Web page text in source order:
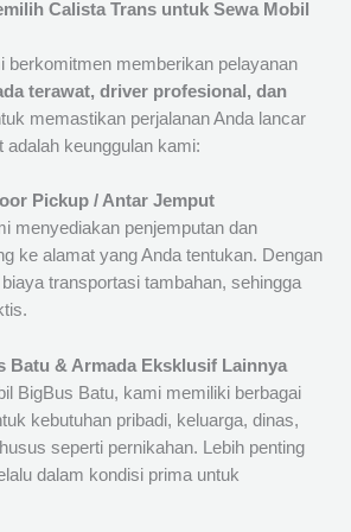
Calista Trans untuk Sewa Mobil
berkomitmen memberikan pelayanan
terawat, driver profesional, dan
memastikan perjalanan Anda lancar
adalah keunggulan kami:
Pickup / Antar Jemput
menyediakan penjemputan dan
ke alamat yang Anda tentukan. Dengan
transportasi tambahan, sehingga
Batu & Armada Eksklusif Lainnya
BigBus Batu, kami memiliki berbagai
kebutuhan pribadi, keluarga, dinas,
seperti pernikahan. Lebih penting
dalam kondisi prima untuk